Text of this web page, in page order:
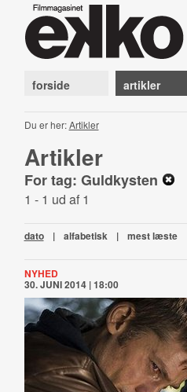
forside artikler
Du er her:Artikler
Artikler
For tag: Guldkysten
1 - 1 ud af 1
dato | alfabetisk | mest læste
NYHED
30. JUNI 2014 | 18:00